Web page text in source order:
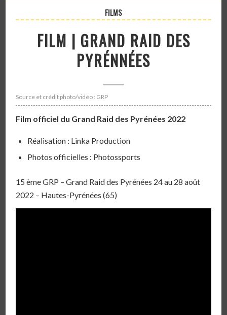
FILMS
FILM | GRAND RAID DES
PYRÉNNÉES
Source et crédit photo/vidéo : GRP
Film officiel du Grand Raid des Pyrénées 2022
Réalisation : Linka Production
Photos officielles : Photossports
15 ème GRP – Grand Raid des Pyrénées 24 au 28 août
2022 – Hautes-Pyrénées (65)